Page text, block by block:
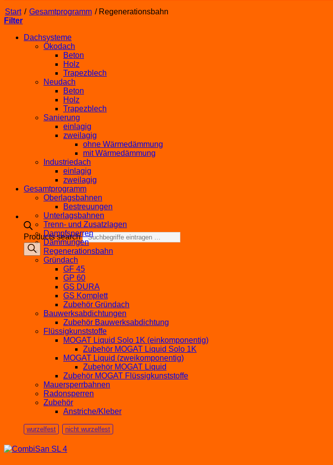
Products search
Start / Gesamtprogramm /Regenerationsbahn
Filter
Dachsysteme
Ökodach
Beton
Holz
Trapezblech
Neudach
Beton
Holz
Trapezblech
Sanierung
einlagig
zweilagig
ohne Wärmedämmung
mit Wärmedämmung
Industriedach
einlagig
zweilagig
Gesamtprogramm
Oberlagsbahnen
Bestreuungen
Unterlagsbahnen
Trenn- und Zusatzlagen
Dampfsperren
Dämmungen
Regenerationsbahn
Gründach
GF 45
GP 60
GS DURA
GS Komplett
Zubehör Gründach
Bauwerksabdichtungen
Zubehör Bauwerksabdichtung
Flüssigkunststoffe
MOGAT Liquid Solo 1K (einkomponentig)
Zubehör MOGAT Liquid Solo 1K
MOGAT Liquid (zweikomponentig)
Zubehör MOGAT Liquid
Zubehör MOGAT Flüssigkunststoffe
Mauersperrbahnen
Radonsperren
Zubehör
Anstriche/Kleber
wurzelfest nicht wurzelfest